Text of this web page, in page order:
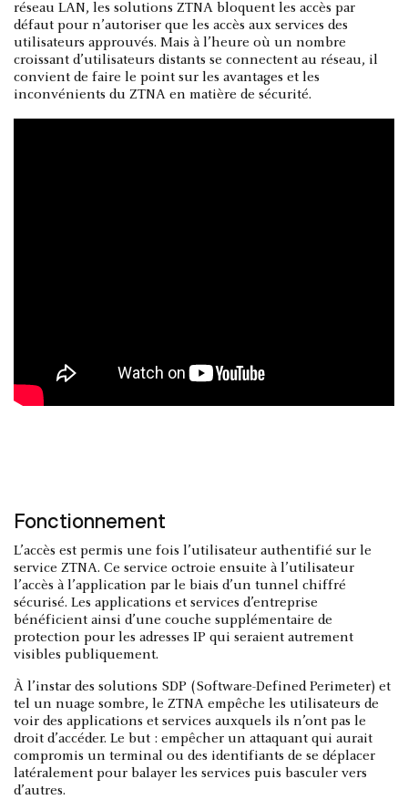
réseau LAN, les solutions ZTNA bloquent les accès par
défaut pour n’autoriser que les accès aux services des
utilisateurs approuvés. Mais à l’heure où un nombre
croissant d’utilisateurs distants se connectent au réseau, il
convient de faire le point sur les avantages et les
inconvénients du ZTNA en matière de sécurité.
Fonctionnement
L’accès est permis une fois l’utilisateur authentifié sur le
service ZTNA. Ce service octroie ensuite à l’utilisateur
l’accès à l’application par le biais d’un tunnel chiffré
sécurisé. Les applications et services d’entreprise
bénéficient ainsi d’une couche supplémentaire de
protection pour les adresses IP qui seraient autrement
visibles publiquement.
À l’instar des solutions SDP (Software-Defined Perimeter) et
tel un nuage sombre, le ZTNA empêche les utilisateurs de
voir des applications et services auxquels ils n’ont pas le
droit d’accéder. Le but : empêcher un attaquant qui aurait
compromis un terminal ou des identifiants de se déplacer
latéralement pour balayer les services puis basculer vers
d’autres.